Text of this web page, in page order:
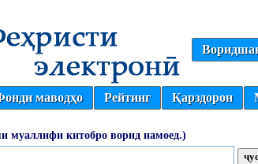
маводҳо Рейтинг Қарздорон
муаллифи китобро ворид намоед.)